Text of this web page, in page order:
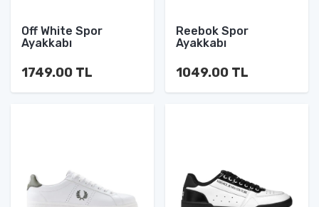
Off White Spor
Ayakkabı
1749.00 TL
Reebok Spor
Ayakkabı
1049.00 TL